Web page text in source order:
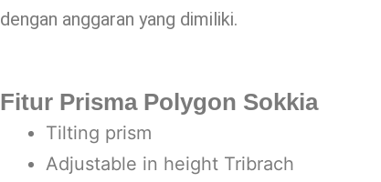
dengan anggaran yang dimiliki.
Fitur Prisma Polygon Sokkia
Tilting prism
Adjustable in height Tribrach